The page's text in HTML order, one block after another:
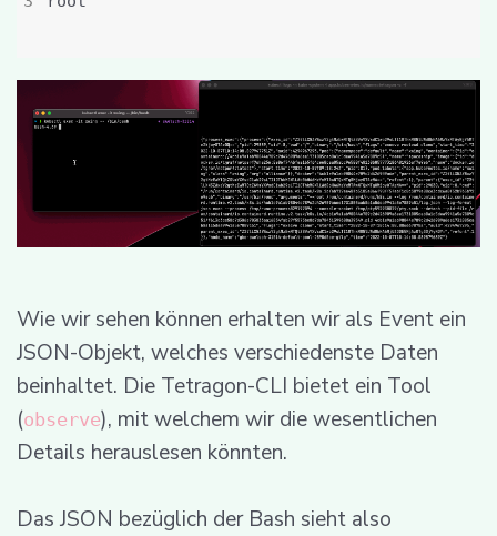
Wie wir sehen können erhalten wir als Event ein
JSON-Objekt, welches verschiedenste Daten
beinhaltet. Die Tetragon-CLI bietet ein Tool
(observe), mit welchem wir die wesentlichen
Details herauslesen könnten.
Das JSON bezüglich der Bash sieht also